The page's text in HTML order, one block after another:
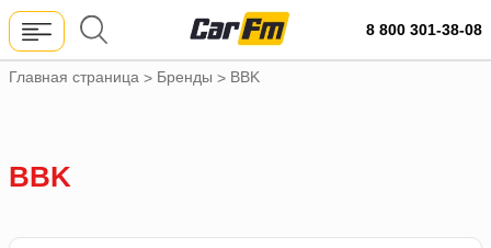
8 800 301-38-08
Главная страница > Бренды > BBK
BBK